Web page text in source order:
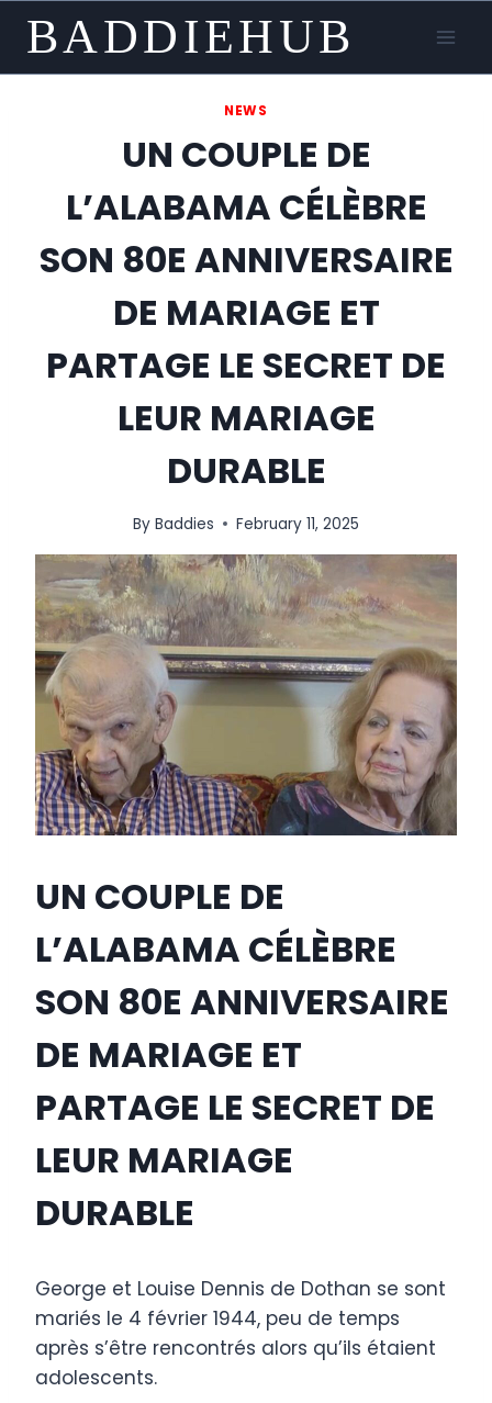
content
BADDIEHUB
NEWS
UN COUPLE DE
L’ALABAMA CÉLÈBRE
SON 80E ANNIVERSAIRE
DE MARIAGE ET
PARTAGE LE SECRET DE
LEUR MARIAGE
DURABLE
By Baddies February 11, 2025
UN COUPLE DE
L’ALABAMA CÉLÈBRE
SON 80E ANNIVERSAIRE
DE MARIAGE ET
PARTAGE LE SECRET DE
LEUR MARIAGE
DURABLE
George et Louise Dennis de Dothan se sont
mariés le 4 février 1944, peu de temps
après s’être rencontrés alors qu’ils étaient
adolescents.